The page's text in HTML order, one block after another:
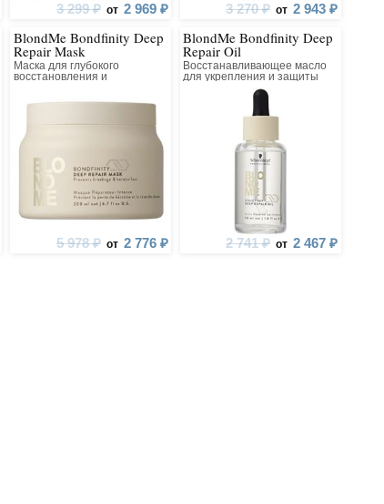
3 299 ₽ от 2 969 ₽ 3 270 ₽ от 2 943 ₽
BlondMe Bondfinity Deep
Repair Mask
Маска для глубокого
восстановления и
5 978 ₽ от 2 776 ₽
BlondMe Bondfinity Deep
Repair Oil
Восстанавливающее масло
для укрепления и защиты
светлых и повреждённых
2 741 ₽ от 2 467 ₽